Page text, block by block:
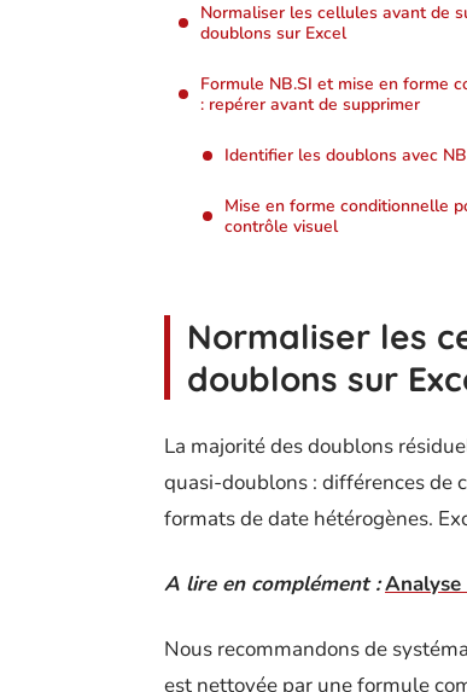
Normaliser les cellules avant de
doublons sur Excel
Formule NB.SI et mise en forme
: repérer avant de supprimer
Identifier les doublons avec
Mise en forme conditionnelle
contrôle visuel
Normaliser les
doublons sur
La majorité des doublons
quasi-doublons : différences de
formats de date hétérogènes.
A lire en complément :Analyse
Nous recommandons de
est nettoyée par une formule